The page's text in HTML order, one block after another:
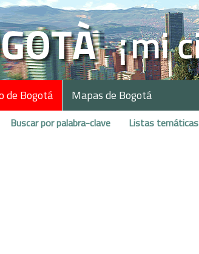
de Bogotá Mapas de Bogotá
Buscar por palabra-clave Listas temáticas